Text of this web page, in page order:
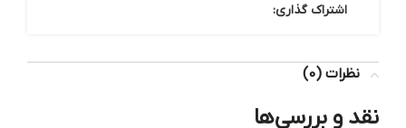
اشتراک گذاری:
نظرات (0)
نقد و بررسی‌ها